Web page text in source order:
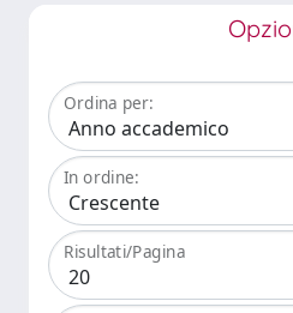
Ordina per:
In ordine:
Risultati/Pagina